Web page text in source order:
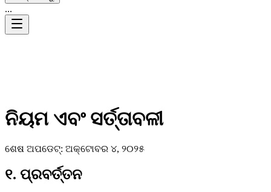
...
ନିୟମ ଏବଂ ସର୍ତ୍ତାବଳୀ
ଶେଷ ଅପଡେଟ୍: ଅକ୍ଟୋବର ୪, ୨୦୨୫
୧. ପ୍ରବର୍ତ୍ତନ